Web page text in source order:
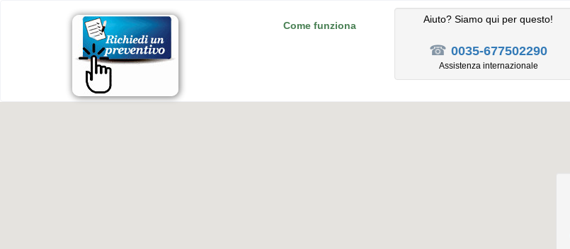
Come funziona
Aiuto? Siamo qui per questo!
☎ 0035-677502290
Assistenza internazionale